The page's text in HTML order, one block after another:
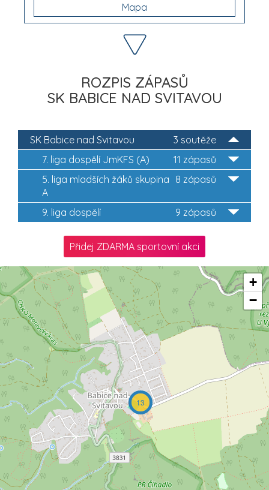
Mapa
ROZPIS ZÁPASŮ
SK BABICE NAD SVITAVOU
3 soutěže
SK Babice nad Svitavou
11 zápasů
7. liga dospělí JmKFS (A)
8 zápasů
5. liga mladších žáků skupina
A
9 zápasů
9. liga dospělí
Přidej ZDARMA sportovní akci
13
+
−